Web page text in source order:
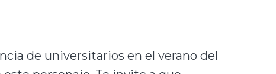
de universitarios en el verano del